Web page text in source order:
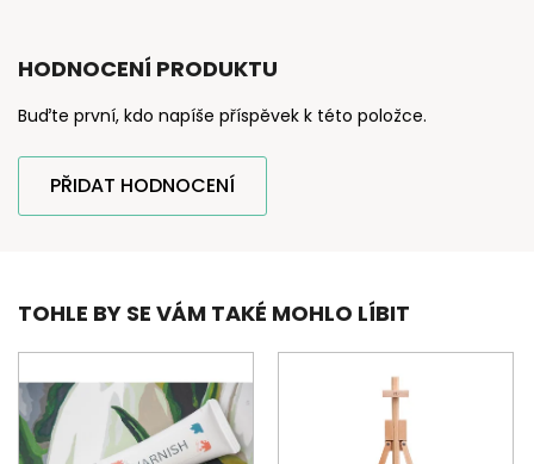
HODNOCENÍ PRODUKTU
Buďte první, kdo napíše příspěvek k této položce.
PŘIDAT HODNOCENÍ
TOHLE BY SE VÁM TAKÉ MOHLO LÍBIT